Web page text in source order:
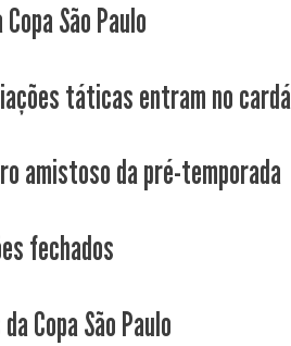
São Paulo
táticas entram no
amistoso da pré-temporada
fechados
Copa São Paulo